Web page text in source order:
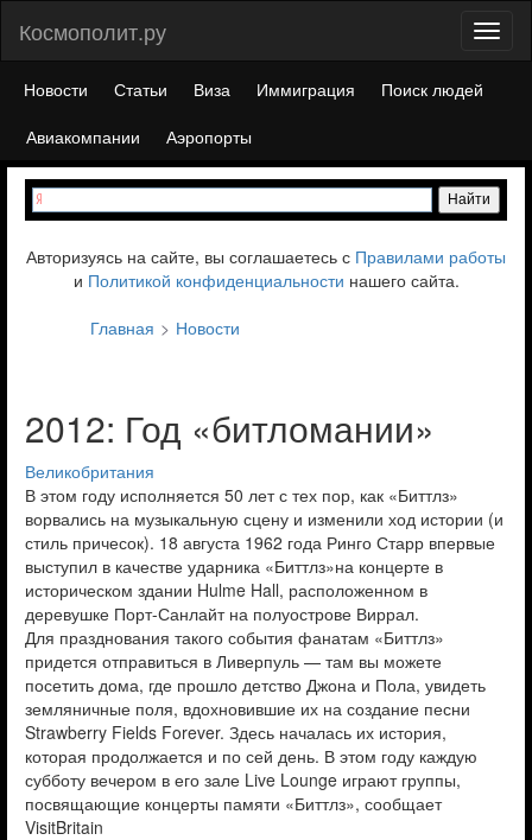
Космополит.ру
Новости Статьи Виза Иммиграция
Поиск людей
Авиакомпании
Аэропорты
Авторизуясь на сайте, вы соглашаетесь с Правилами работы
и Политикой конфиденциальности нашего сайта.
Главная
Новости
2012: Год «битломании»
Великобритания
В этом году исполняется 50 лет с тех пор, как «Биттлз»
ворвались на музыкальную сцену и изменили ход истории (и
стиль причесок). 18 августа 1962 года Ринго Старр впервые
выступил в качестве ударника «Биттлз»на концерте в
историческом здании Hulme Hall, расположенном в
деревушке Порт-Санлайт на полуострове Виррал.
Для празднования такого события фанатам «Биттлз»
придется отправиться в Ливерпуль — там вы можете
посетить дома, где прошло детство Джона и Пола, увидеть
земляничные поля, вдохновившие их на создание песни
Strawberry Fields Forever. Здесь началась их история,
которая продолжается и по сей день. В этом году каждую
субботу вечером в его зале Live Lounge играют группы,
посвящающие концерты памяти «Биттлз», сообщает
VisitBritain